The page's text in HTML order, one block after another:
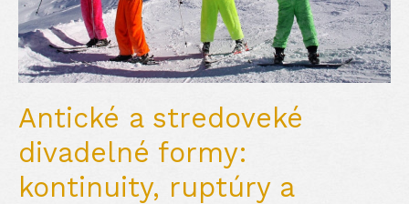
Antické a stredoveké
divadelné formy:
kontinuity, ruptúry a